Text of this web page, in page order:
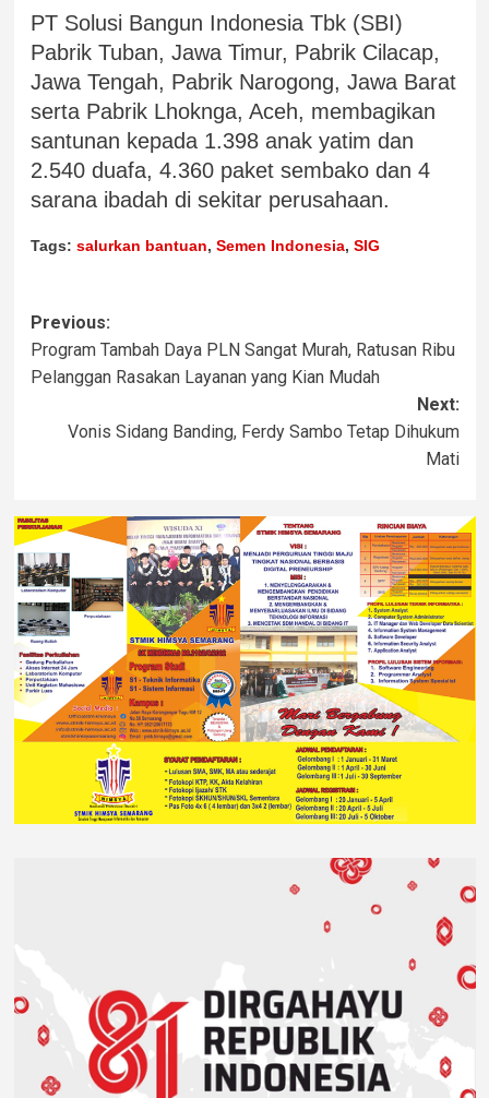
PT Solusi Bangun Indonesia Tbk (SBI)
Pabrik Tuban, Jawa Timur, Pabrik Cilacap,
Jawa Tengah, Pabrik Narogong, Jawa Barat
serta Pabrik Lhoknga, Aceh, membagikan
santunan kepada 1.398 anak yatim dan
2.540 duafa, 4.360 paket sembako dan 4
sarana ibadah di sekitar perusahaan.
Tags: salurkan bantuan, Semen Indonesia, SIG
Previous:
Program Tambah Daya PLN Sangat Murah, Ratusan Ribu
Pelanggan Rasakan Layanan yang Kian Mudah
Next:
Vonis Sidang Banding, Ferdy Sambo Tetap Dihukum
Mati